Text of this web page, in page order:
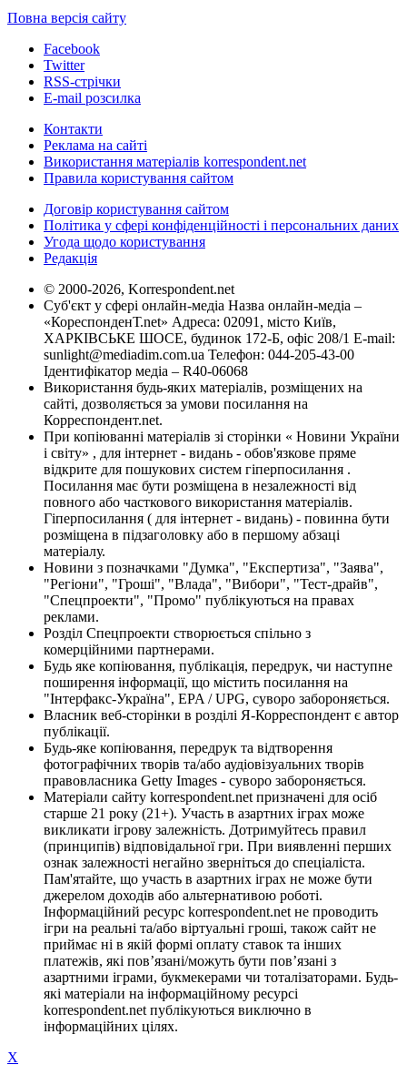
Повна версія сайту
Facebook
Twitter
RSS-стрічки
E-mail розсилка
Контакти
Реклама на сайті
Використання матеріалів korrespondent.net
Правила користування сайтом
Договір користування сайтом
Політика у сфері конфіденційності і персональних даних
Угода щодо користування
Редакція
© 2000-2026, Korrespondent.net
Суб'єкт у сфері онлайн-медіа Назва онлайн-медіа –
«КореспонденТ.net» Адреса: 02091, місто Київ,
ХАРКІВСЬКЕ ШОСЕ, будинок 172-Б, офіс 208/1 E-mail:
sunlight@mediadim.com.ua Телефон: 044-205-43-00
Ідентифікатор медіа – R40-06068
Використання будь-яких матеріалів, розміщених на
сайті, дозволяється за умови посилання на
Корреспондент.net.
При копіюванні матеріалів зі сторінки « Новини України
і світу» , для інтернет - видань - обов'язкове пряме
відкрите для пошукових систем гіперпосилання .
Посилання має бути розміщена в незалежності від
повного або часткового використання матеріалів.
Гіперпосилання ( для інтернет - видань) - повинна бути
розміщена в підзаголовку або в першому абзаці
матеріалу.
Новини з позначками "Думка", "Експертиза", "Заява",
"Регіони", "Гроші", "Влада", "Вибори", "Тест-драйв",
"Спецпроекти", "Промо" публікуються на правах
реклами.
Розділ Спецпроекти створюється спільно з
комерційними партнерами.
Будь яке копіювання, публікація, передрук, чи наступне
поширення інформації, що містить посилання на
"Інтерфакс-Україна", EPA / UPG, суворо забороняється.
Власник веб-сторінки в розділі Я-Корреспондент є автор
публікації.
Будь-яке копіювання, передрук та відтворення
фотографічних творів та/або аудіовізуальних творів
правовласника Getty Images - суворо забороняється.
Матеріали сайту korrespondent.net призначені для осіб
старше 21 року (21+). Участь в азартних іграх може
викликати ігрову залежність. Дотримуйтесь правил
(принципів) відповідальної гри. При виявленні перших
ознак залежності негайно зверніться до спеціаліста.
Пам'ятайте, що участь в азартних іграх не може бути
джерелом доходів або альтернативою роботі.
Інформаційний ресурс korrespondent.net не проводить
ігри на реальні та/або віртуальні гроші, також сайт не
приймає ні в якій формі оплату ставок та інших
платежів, які пов’язані/можуть бути пов’язані з
азартними іграми, букмекерами чи тоталізаторами. Будь-
які матеріали на інформаційному ресурсі
korrespondent.net публікуються виключно в
інформаційних цілях.
X